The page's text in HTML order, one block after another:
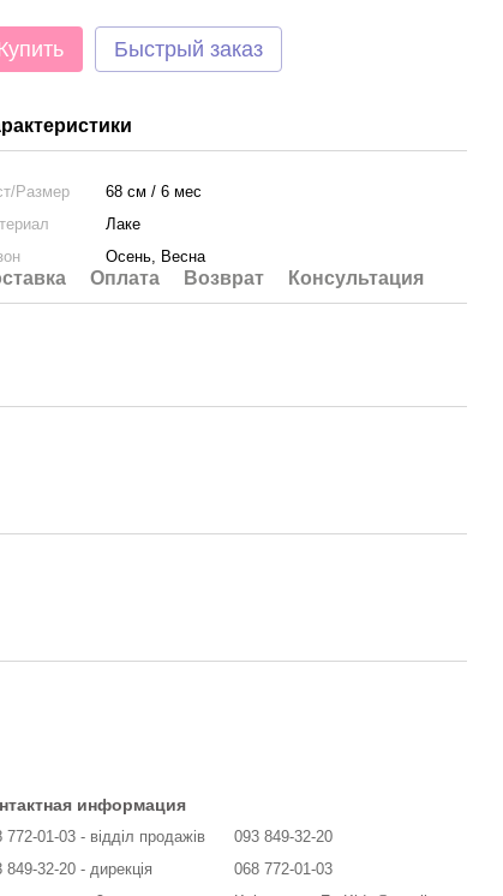
Быстрый заказ
Размер
68 см / 6 мес
Лаке
Осень, Весна
Оплата Возврат Консультация
информация
772-01-03 - відділ продажів
849-32-20 - дирекція
093 849-32-20
068 772-01-03